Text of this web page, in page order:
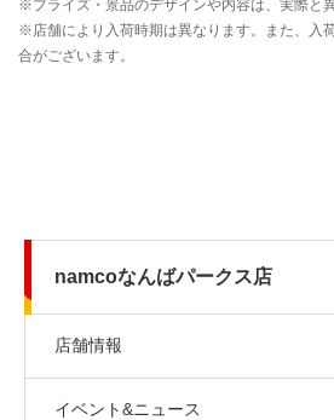
namcoなんばパークス店
店舗情報
イベント&ニュース